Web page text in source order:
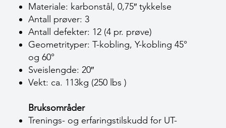
Materiale: karbonstål, 0,75″ tykkelse
Antall prøver: 3
Antall defekter: 12 (4 pr. prøve)
Geometrityper: T-kobling, Y-kobling 45°
og 60°
Sveislengde: 20″
Vekt: ca. 113kg (250 lbs )
Bruksområder
Trenings- og erfaringstilskudd for UT-